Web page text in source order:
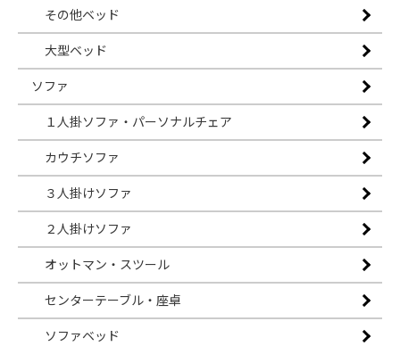
その他ベッド
大型ベッド
ソファ
１人掛ソファ・パーソナルチェア
カウチソファ
３人掛けソファ
２人掛けソファ
オットマン・スツール
センターテーブル・座卓
ソファベッド